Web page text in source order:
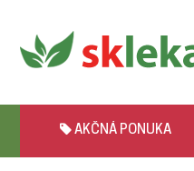
AKČNÁ PONUKA